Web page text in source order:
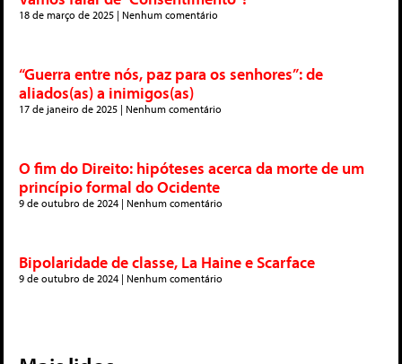
18 de março de 2025 Nenhum comentário
“Guerra entre nós, paz para os senhores”: de
aliados(as) a inimigos(as)
17 de janeiro de 2025 Nenhum comentário
O fim do Direito: hipóteses acerca da morte de um
princípio formal do Ocidente
9 de outubro de 2024 Nenhum comentário
Bipolaridade de classe, La Haine e Scarface
9 de outubro de 2024 Nenhum comentário